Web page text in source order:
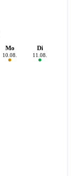
Mo
10.08.
Di
11.08.